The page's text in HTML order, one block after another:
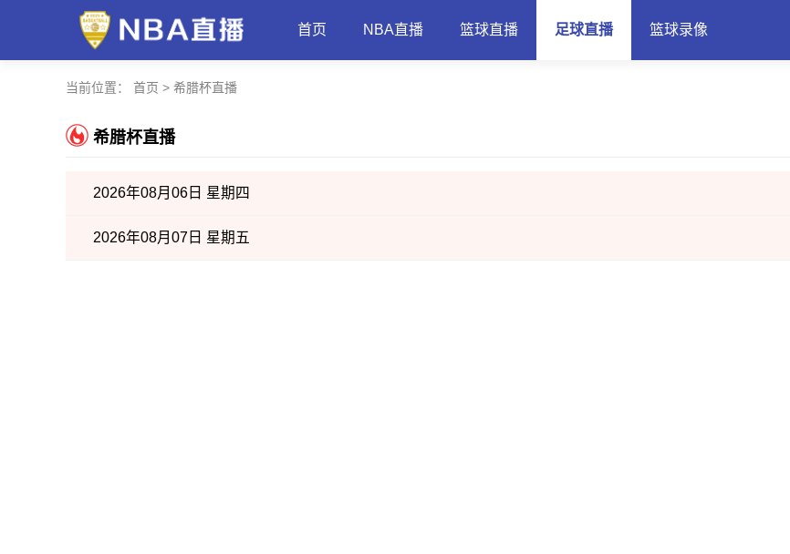
首页 NBA直播 篮球直播 足球直播 篮球录像
当前位置： 首页 > 希腊杯直播
希腊杯直播
2026年08月06日 星期四
2026年08月07日 星期五